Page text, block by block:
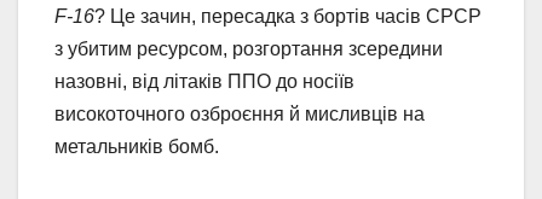
F-16? Це зачин, пересадка з бортів часів СРСР
з убитим ресурсом, розгортання зсередини
назовні, від літаків ППО до носіїв
високоточного озброєння й мисливців на
метальників бомб.